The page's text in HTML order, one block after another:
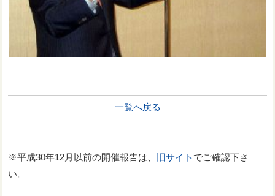
一覧へ戻る
※平成30年12月以前の開催報告は、 旧サイト でご確認下さ
い。